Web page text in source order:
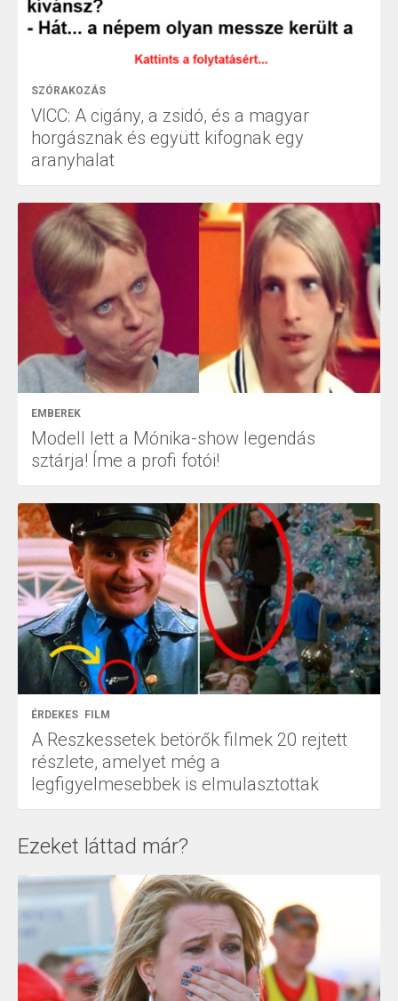
SZÓRAKOZÁS
VICC: A cigány, a zsidó, és a magyar
horgásznak és együtt kifognak egy
aranyhalat
EMBEREK
Modell lett a Mónika-show legendás
sztárja! Íme a profi fotói!
ÉRDEKES FILM
A Reszkessetek betörők filmek 20 rejtett
részlete, amelyet még a
legfigyelmesebbek is elmulasztottak
Ezeket láttad már?